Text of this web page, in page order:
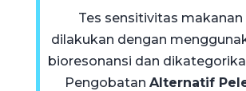
Tes sensitivitas
dilakukan dengan
bioresonansi dan
PengobatanAlternatif